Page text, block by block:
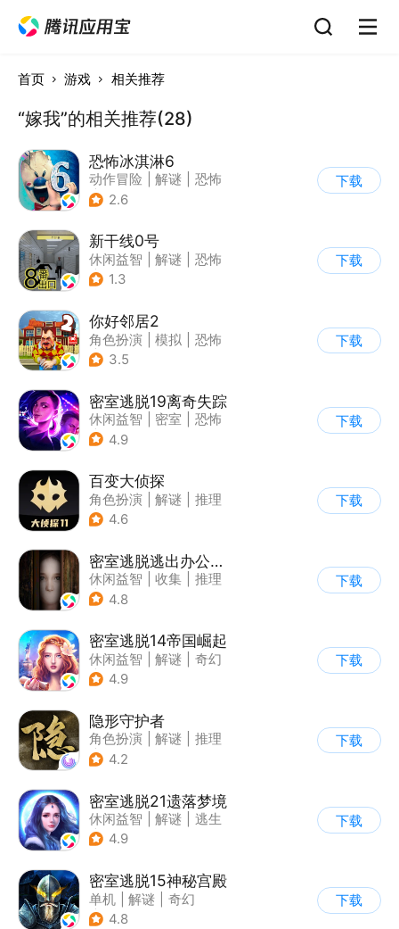
首页 游戏 相关推荐
“嫁我”的相关推荐(28)
恐怖冰淇淋6
动作冒险 解谜
恐怖
| 暗黑
2.6
下载
新干线0号
休闲益智 解谜
恐怖
| 写实
1.3
下载
你好邻居2
角色扮演 模拟
恐怖
| 卡通
3.5
下载
密室逃脱19离奇失踪
休闲益智 密室
恐怖
| 密室逃脱
4.9
下载
百变大侦探
角色扮演 解谜
推理
| 派对游戏
4.6
下载
密室逃脱逃出办公室3
休闲益智 收集
推理
| 密室逃脱
4.8
下载
密室逃脱14帝国崛起
休闲益智 解谜
奇幻
| 密室逃脱
4.9
下载
隐形守护者
角色扮演 解谜
推理
| 端游移植
4.2
下载
密室逃脱21遗落梦境
休闲益智 解谜
逃生
| 密室逃脱
4.9
下载
密室逃脱15神秘宫殿
单机 解谜
奇幻
| 密室逃脱
4.8
下载